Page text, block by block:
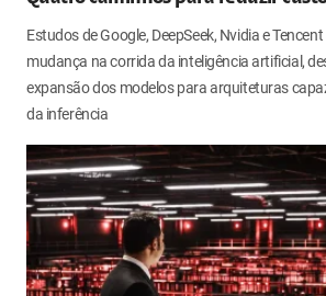
Estudos de Google, DeepSeek, Nvidia e
mudança na corrida da inteligência artificial,
expansão dos modelos para arquiteturas
da inferência